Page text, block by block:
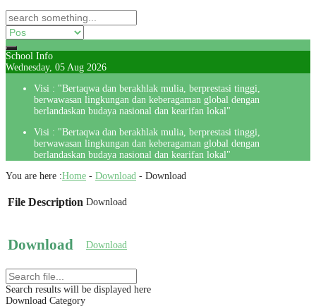
School Info
Wednesday, 05 Aug 2026
Visi : "Bertaqwa dan berakhlak mulia, berprestasi tinggi,
berwawasan lingkungan dan keberagaman global dengan
berlandaskan budaya nasional dan kearifan lokal"
Visi : "Bertaqwa dan berakhlak mulia, berprestasi tinggi,
berwawasan lingkungan dan keberagaman global dengan
berlandaskan budaya nasional dan kearifan lokal"
You are here :Home - Download - Download
File Description Download
Download Download
Search results will be displayed here
Download Category